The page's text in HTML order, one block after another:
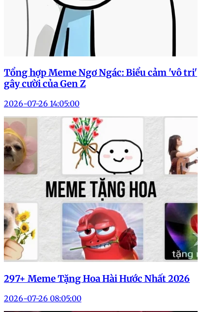
Tổng hợp Meme Ngơ Ngác: Biểu cảm 'vô tri'
gây cười của Gen Z
2026-07-26 14:05:00
297+ Meme Tặng Hoa Hài Hước Nhất 2026
2026-07-26 08:05:00